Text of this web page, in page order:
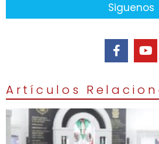
Siguenos
Artículos